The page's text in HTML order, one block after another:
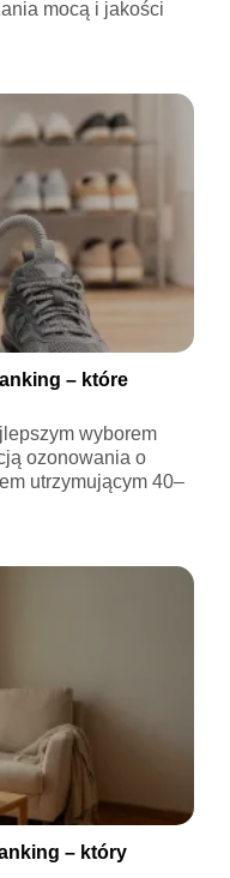
mocą i jakości
– które
wyborem
ozonowania o
utrzymującym 40–
– który